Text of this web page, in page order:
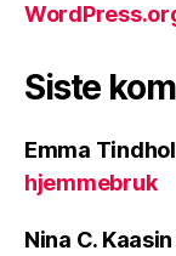
Siste
Emma
hjemmebruk
Nina C.